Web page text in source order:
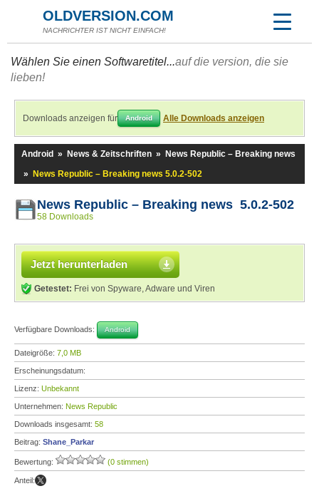
OLDVERSION.COM
NACHRICHTER IST NICHT EINFACH!
Wählen Sie einen Softwaretitel...auf die version, die sie
lieben!
Downloads anzeigen für Android Alle Downloads anzeigen
Android » News & Zeitschriften »
News Republic – Breaking news
»
News Republic – Breaking news 5.0.2-502
News Republic – Breaking news 5.0.2-502
58 Downloads
Jetzt herunterladen
Getestet: Frei von Spyware, Adware und Viren
Verfügbare Downloads: Android
Dateigröße: 7,0 MB
Erscheinungsdatum:
Lizenz: Unbekannt
Unternehmen: News Republic
Downloads insgesamt: 58
Beitrag: Shane_Parkar
Bewertung: (0 stimmen)
Anteil: